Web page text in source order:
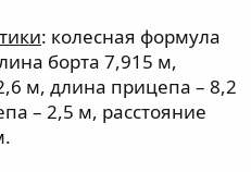
: колесная формула
борта 7,915 м,
м, длина прицепа – 8,2
– 2,5 м, расстояние